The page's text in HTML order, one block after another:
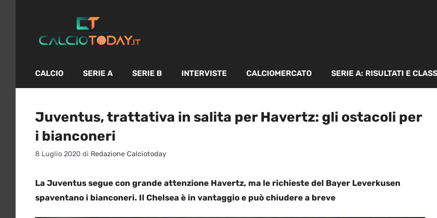
contenuto
CALCIO SERIE A SERIE B INTERVISTE CALCIOMERCATO SERIE A: RISULTATI E
Juventus, trattativa in salita per Havertz: gli ostacoli per
i bianconeri
8 Luglio 2020 di Redazione Calciotoday
La Juventus segue con grande attenzione Havertz, ma le richieste del Bayer Leverkusen
spaventano i bianconeri. Il Chelsea è in vantaggio e può chiudere a breve